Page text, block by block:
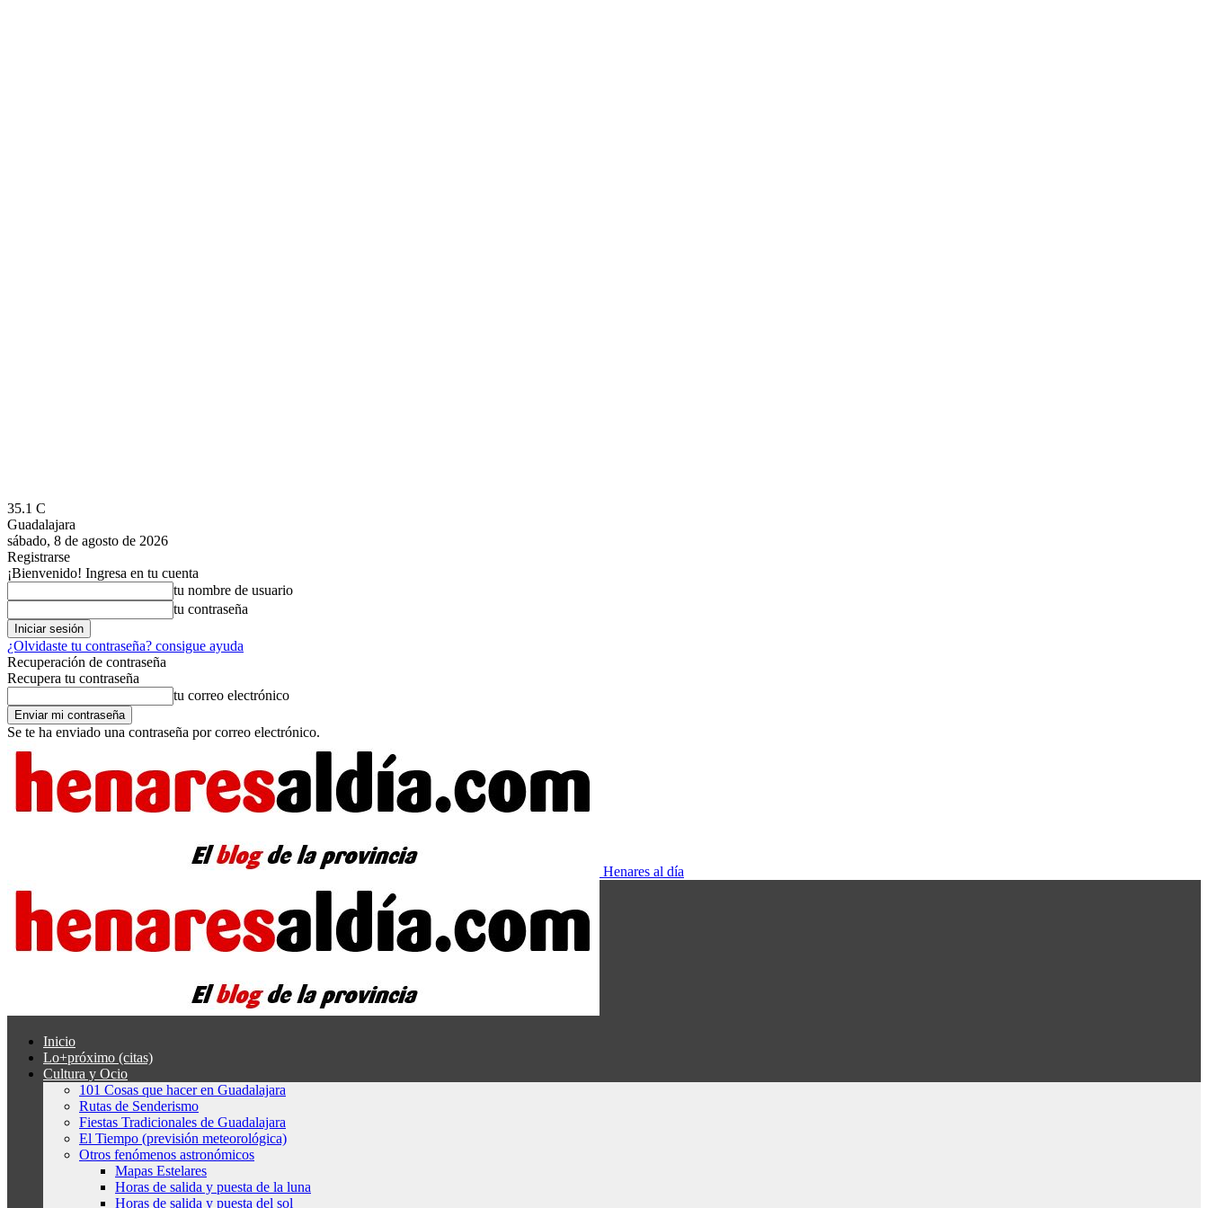
35.1 C
Guadalajara
sábado, 8 de agosto de 2026
Registrarse
¡Bienvenido! Ingresa en tu cuenta
tu nombre de usuario
tu contraseña
¿Olvidaste tu contraseña? consigue ayuda
Recuperación de contraseña
Recupera tu contraseña
tu correo electrónico
Se te ha enviado una contraseña por correo electrónico.
Henares al día
Inicio
Lo+próximo (citas)
Cultura y Ocio
101 Cosas que hacer en Guadalajara
Rutas de Senderismo
Fiestas Tradicionales de Guadalajara
El Tiempo (previsión meteorológica)
Otros fenómenos astronómicos
Mapas Estelares
Horas de salida y puesta de la luna
Horas de salida y puesta del sol